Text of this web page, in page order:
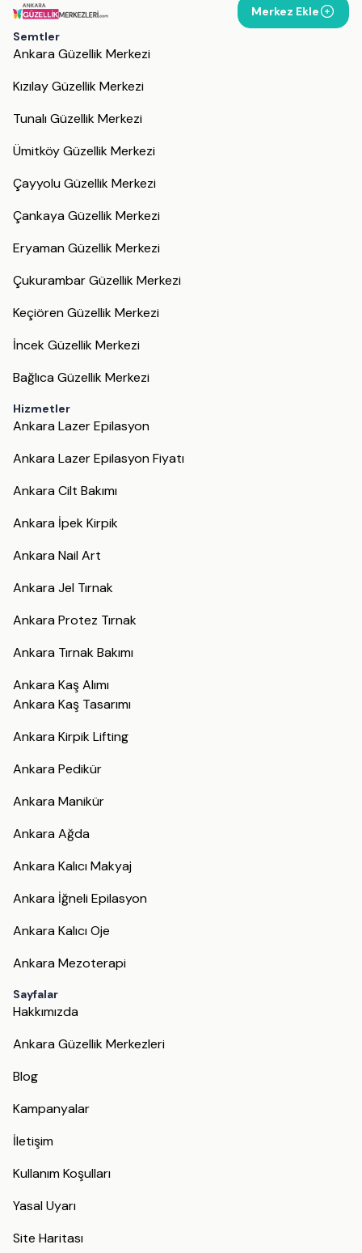
Merkez Ekle
Semtler
Ankara Güzellik Merkezi
Kızılay Güzellik Merkezi
Tunalı Güzellik Merkezi
Ümitköy Güzellik Merkezi
Çayyolu Güzellik Merkezi
Çankaya Güzellik Merkezi
Eryaman Güzellik Merkezi
Çukurambar Güzellik Merkezi
Keçiören Güzellik Merkezi
İncek Güzellik Merkezi
Bağlıca Güzellik Merkezi
Hizmetler
Ankara Lazer Epilasyon
Ankara Lazer Epilasyon Fiyatı
Ankara Cilt Bakımı
Ankara İpek Kirpik
Ankara Nail Art
Ankara Jel Tırnak
Ankara Protez Tırnak
Ankara Tırnak Bakımı
Ankara Kaş Alımı
Ankara Kaş Tasarımı
Ankara Kirpik Lifting
Ankara Pedikür
Ankara Manikür
Ankara Ağda
Ankara Kalıcı Makyaj
Ankara İğneli Epilasyon
Ankara Kalıcı Oje
Ankara Mezoterapi
Sayfalar
Hakkımızda
Ankara Güzellik Merkezleri
Blog
Kampanyalar
İletişim
Kullanım Koşulları
Yasal Uyarı
Site Haritası